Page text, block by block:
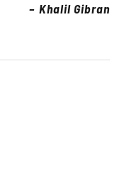
Khalil Gibran